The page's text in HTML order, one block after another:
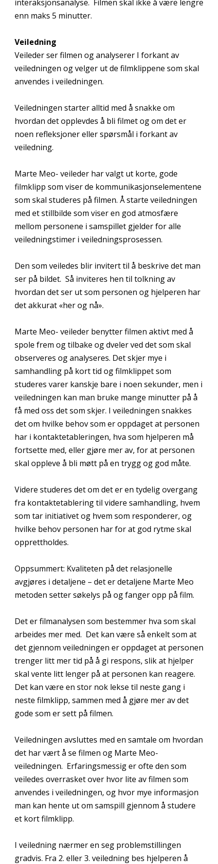
interaksjonsanalyse. Filmen skal ikke å være lengre
enn maks 5 minutter.
Veiledning
Veileder ser filmen og analyserer I forkant av
veiledningen og velger ut de filmklippene som skal
anvendes i veiledningen.
Veiledningen starter alltid med å snakke om
hvordan det opplevdes å bli filmet og om det er
noen refleksjoner eller spørsmål i forkant av
veiledning.
Marte Meo- veileder har valgt ut korte, gode
filmklipp som viser de kommunikasjonselementene
som skal studeres på filmen. Å starte veiledningen
med et stillbilde som viser en god atmosfære
mellom personene i samspillet gjelder for alle
veiledningstimer i veiledningsprosessen.
Den som veiledes blir invitert til å beskrive det man
ser på bildet. Så inviteres hen til tolkning av
hvordan det ser ut som personen og hjelperen har
det akkurat «her og nå».
Marte Meo- veileder benytter filmen aktivt med å
spole frem og tilbake og dveler ved det som skal
observeres og analyseres. Det skjer mye i
samhandling på kort tid og filmklippet som
studeres varer kanskje bare i noen sekunder, men i
veiledningen kan man bruke mange minutter på å
få med oss det som skjer. I veiledningen snakkes
det om hvilke behov som er oppdaget at personen
har i kontaktetableringen, hva som hjelperen må
fortsette med, eller gjøre mer av, for at personen
skal oppleve å bli møtt på en trygg og god måte.
Videre studeres det om det er en tydelig overgang
fra kontaktetablering til videre samhandling, hvem
som tar initiativet og hvem som responderer, og
hvilke behov personen har for at god rytme skal
opprettholdes.
Oppsummert: Kvaliteten på det relasjonelle
avgjøres i detaljene – det er detaljene Marte Meo
metoden setter søkelys på og fanger opp på film.
Det er filmanalysen som bestemmer hva som skal
arbeides mer med. Det kan være så enkelt som at
det gjennom veiledningen er oppdaget at personen
trenger litt mer tid på å gi respons, slik at hjelper
skal vente litt lenger på at personen kan reagere.
Det kan være en stor nok lekse til neste gang i
neste filmklipp, sammen med å gjøre mer av det
gode som er sett på filmen.
Veiledningen avsluttes med en samtale om hvordan
det har vært å se filmen og Marte Meo-
veiledningen. Erfaringsmessig er ofte den som
veiledes overrasket over hvor lite av filmen som
anvendes i veiledningen, og hvor mye informasjon
man kan hente ut om samspill gjennom å studere
et kort filmklipp.
I veiledning nærmer en seg problemstillingen
gradvis. Fra 2. eller 3. veiledning bes hjelperen å